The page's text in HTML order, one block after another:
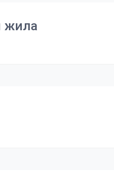
жила